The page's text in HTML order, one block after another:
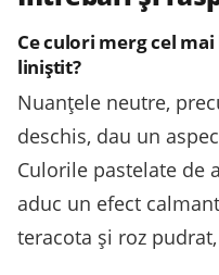
Ce culori merg cel
liniștit?
Nuanțele neutre,
deschis, dau un
Culorile pastelate de
aduc un efect
teracota și roz